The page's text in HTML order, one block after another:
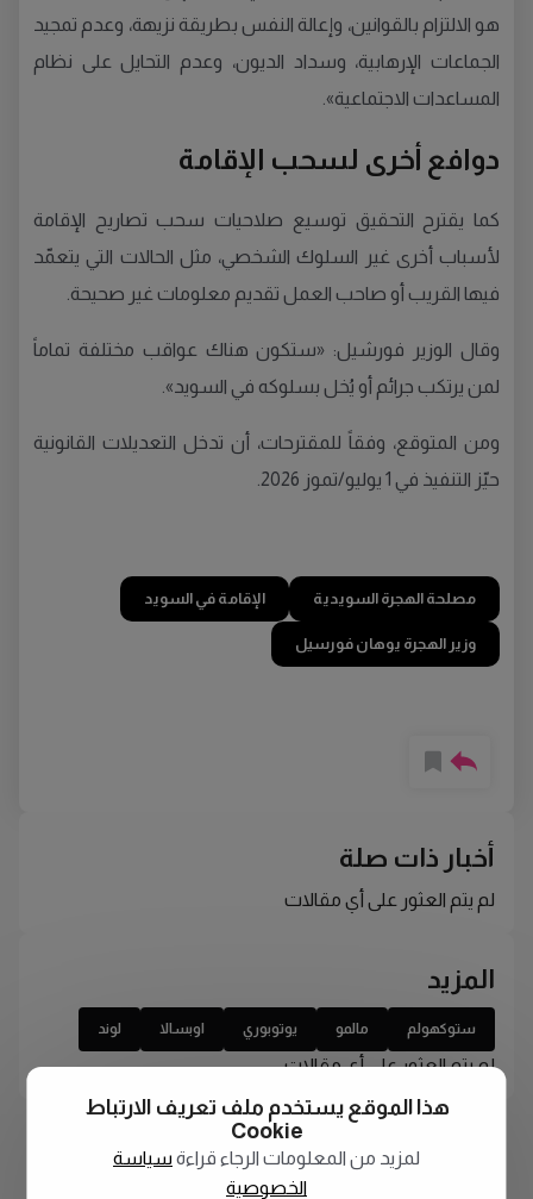
هو الالتزام بالقوانين، وإعالة النفس بطريقة نزيهة، وعدم تمجيد
الجماعات الإرهابية، وسداد الديون، وعدم التحايل على نظام
المساعدات الاجتماعية».
دوافع أخرى لسحب الإقامة
كما يقترح التحقيق توسيع صلاحيات سحب تصاريح الإقامة
لأسباب أخرى غير السلوك الشخصي، مثل الحالات التي يتعمّد
فيها القريب أو صاحب العمل تقديم معلومات غير صحيحة.
وقال الوزير فورشيل: «ستكون هناك عواقب مختلفة تماماً
لمن يرتكب جرائم أو يُخل بسلوكه في السويد».
ومن المتوقع، وفقاً للمقترحات، أن تدخل التعديلات القانونية
حيّز التنفيذ في 1 يوليو/تموز 2026.
مصلحة الهجرة السويدية الإقامة في السويد
وزير الهجرة يوهان فورسيل
أخبار ذات صلة
لم يتم العثور على أي مقالات
المزيد
ستوكهولم مالمو يوتوبوري اوبسالا لوند
لم يتم العثور على أي مقالات
هذا الموقع يستخدم ملف تعريف الارتباط
Cookie
لمزيد من المعلومات الرجاء قراءة سياسة
الخصوصية